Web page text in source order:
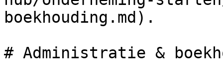
boekhouding.md).
# Administratie &